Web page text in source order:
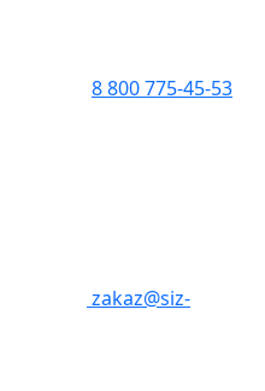
8 800 775-45-53
zakaz@siz-